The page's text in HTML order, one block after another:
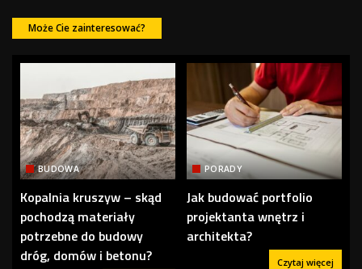
Może Cie zainteresować?
BUDOWA
Kopalnia kruszyw – skąd
pochodzą materiały
potrzebne do budowy
dróg, domów i betonu?
PORADY
Jak budować portfolio
projektanta wnętrz i
architekta?
Czytaj więcej